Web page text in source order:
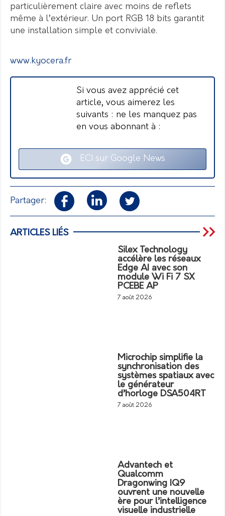
particulièrement claire avec moins de reflets
même à l’extérieur. Un port RGB 18 bits garantit
une installation simple et conviviale.
www.kyocera.fr
Si vous avez apprécié cet
article, vous aimerez les
suivants : ne les manquez pas
en vous abonnant à :
ECI sur Google News
Partager:
ARTICLES LIÉS
Silex Technology
accélère les réseaux
Edge AI avec son
module Wi Fi 7 SX
PCEBE AP
7 août 2026
Microchip simplifie la
synchronisation des
systèmes spatiaux avec
le générateur
d’horloge DSA504RT
7 août 2026
Advantech et
Qualcomm
Dragonwing IQ9
ouvrent une nouvelle
ère pour l’intelligence
visuelle industrielle